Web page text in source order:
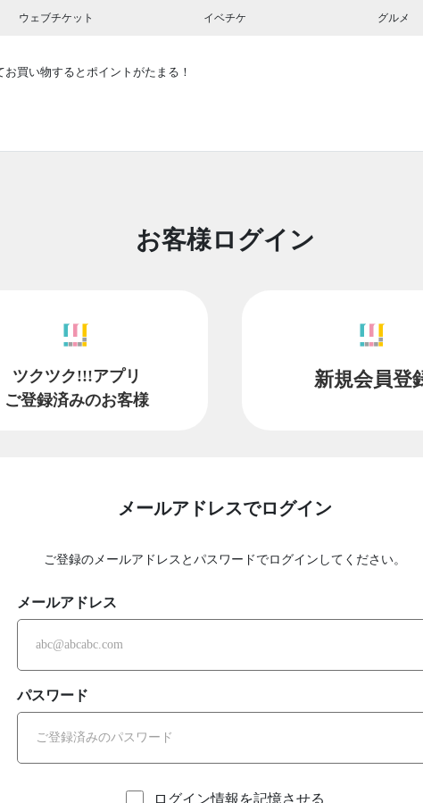
ウェブチケット イベチケ グルメ
お買い物するとポイントがたまる！
お客様ログイン
ツクツク!!!アプリ
ご登録済みのお客様
新規会員登
メールアドレスでログイン
ご登録のメールアドレスとパスワードでログインしてください。
メールアドレス
パスワード
ログイン情報を記憶させる